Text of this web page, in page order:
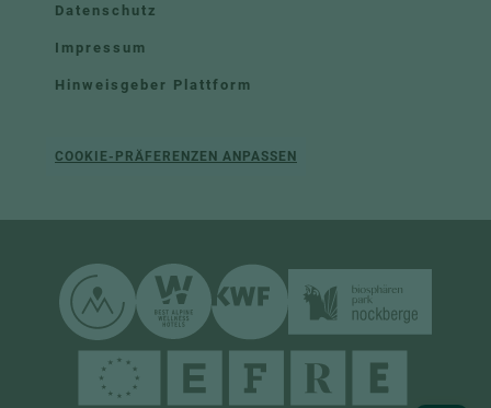
Datenschutz
Impressum
Hinweisgeber Plattform
COOKIE-PRÄFERENZEN ANPASSEN